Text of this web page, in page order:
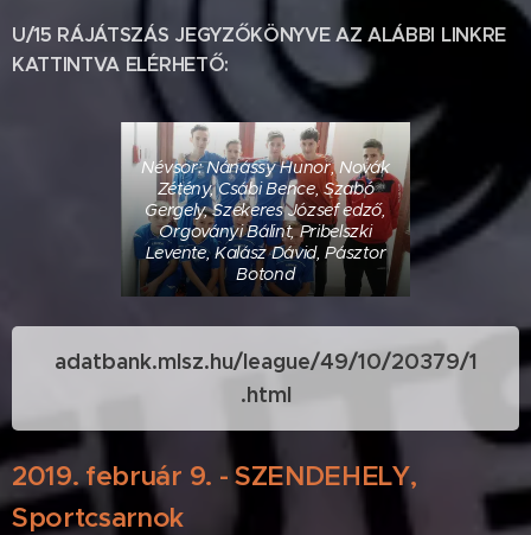
U/15 RÁJÁTSZÁS JEGYZŐKÖNYVE AZ ALÁBBI LINKRE
KATTINTVA ELÉRHETŐ:
Névsor: Nánássy Hunor, Novák
Zétény, Csábi Bence, Szabó
Gergely, Szekeres József edző,
Orgoványi Bálint, Pribelszki
Levente, Kalász Dávid, Pásztor
Botond
adatbank.mlsz.hu/league/49/10/20379/1
.html
2019. február 9. - SZENDEHELY,
Sportcsarnok